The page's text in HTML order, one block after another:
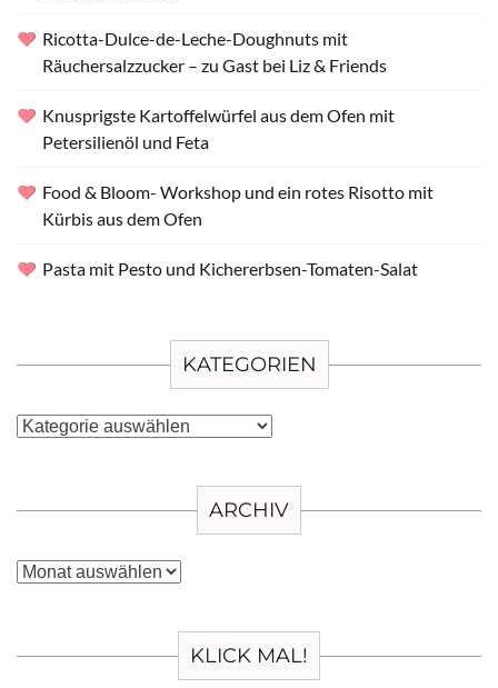
Ricotta-Dulce-de-Leche-Doughnuts mit
Räuchersalzzucker – zu Gast bei Liz & Friends
Knusprigste Kartoffelwürfel aus dem Ofen mit
Petersilienöl und Feta
Food & Bloom- Workshop und ein rotes Risotto mit
Kürbis aus dem Ofen
Pasta mit Pesto und Kichererbsen-Tomaten-Salat
KATEGORIEN
Kategorien
ARCHIV
Archiv
KLICK MAL!